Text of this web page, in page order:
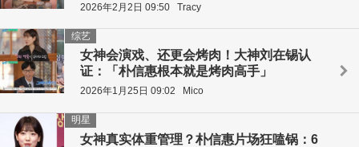
2026年2月2日 09:50 Tracy
女神会演戏、还更会烤肉！大神刘在锡认
证：「朴信惠根本就是烤肉高手」
综艺
2026年1月25日 09:02 Mico
女神真实体重管理？朴信惠片场狂嗑锅：6
明星